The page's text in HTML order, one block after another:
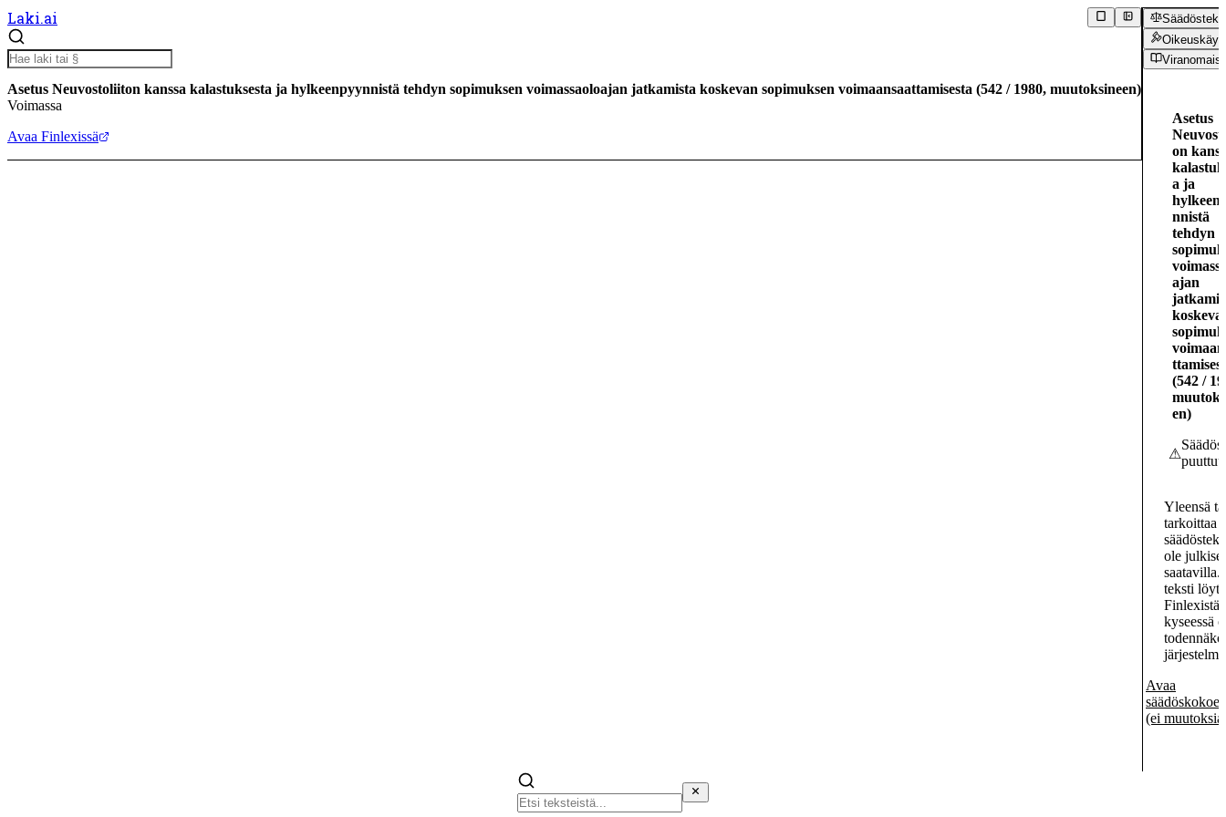
Laki.ai
Asetus Neuvostoliiton kanssa kalastuksesta ja hylkeenpyynnistä tehdyn sopimuksen voimassaoloajan jatkamista koskevan sopimuksen voimaansaattamisesta (542 / 1980, muutoksineen)
Voimassa
Avaa Finlexissä
Asetus
on
a ja
nnistä
tehdyn
ajan
(542 /
en)
⚠puuttuu
Yleensä
tarkoittaa
ole
saatavilla.
teksti
Finlexistä,
kyseessä
Avaa
(ei